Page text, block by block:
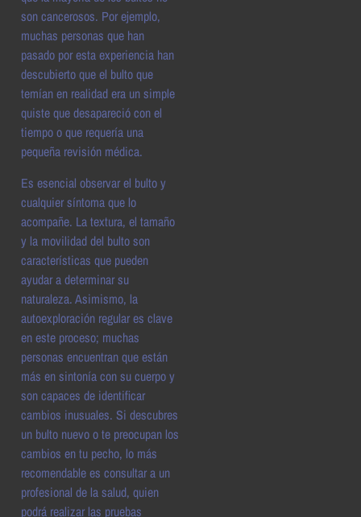
son cancerosos. Por ejemplo,
muchas personas que han
pasado por esta experiencia han
descubierto que el bulto que
temían en realidad era un simple
quiste que desapareció con el
tiempo o que requería una
pequeña revisión médica.
Es esencial observar el bulto y
cualquier síntoma que lo
acompañe. La textura, el tamaño
y la movilidad del bulto son
características que pueden
ayudar a determinar su
naturaleza. Asimismo, la
autoexploración regular es clave
en este proceso; muchas
personas encuentran que están
más en sintonía con su cuerpo y
son capaces de identificar
cambios inusuales. Si descubres
un bulto nuevo o te preocupan los
cambios en tu pecho, lo más
recomendable es consultar a un
profesional de la salud, quien
podrá realizar las pruebas